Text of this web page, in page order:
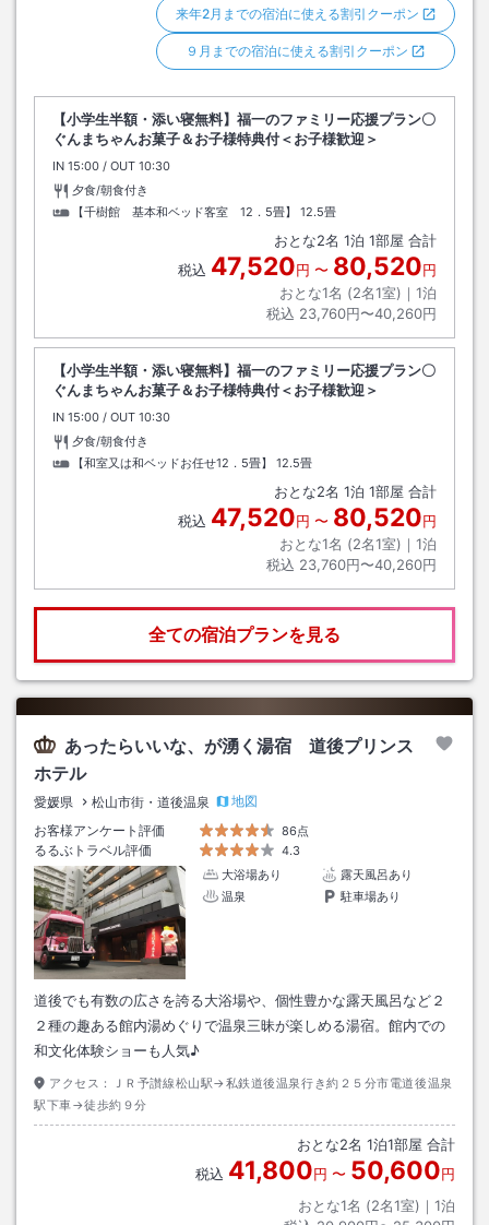
来年2月までの宿泊に使える割引クーポン
９月までの宿泊に使える割引クーポン
【小学生半額・添い寝無料】福一のファミリー応援プラン〇
ぐんまちゃんお菓子＆お子様特典付＜お子様歓迎＞
IN チェックイン
15:00 / OUT チェックアウト
10:30
夕食/朝食付き
【千樹館 基本和ベッド客室 12．5畳】
12.5畳
おとな2名 1泊 1部屋 合計
税込 47,520円 〜 80,520円
おとな1名 (2名1室)｜ 1泊
税込 23,760円〜40,260円
【小学生半額・添い寝無料】福一のファミリー応援プラン〇
ぐんまちゃんお菓子＆お子様特典付＜お子様歓迎＞
IN チェックイン
15:00 / OUT チェックアウト
10:30
夕食/朝食付き
【和室又は和ベッドお任せ12．5畳】
12.5畳
おとな2名 1泊 1部屋 合計
税込 47,520円 〜 80,520円
おとな1名 (2名1室)｜ 1泊
税込 23,760円〜40,260円
全ての宿泊プランを見る
あったらいいな、が湧く湯宿 道後プリンス
ホテル
愛媛県 松山市街・道後温泉
地図
お客様アンケート評価
86点
るるぶトラベル評価
4.3
大浴場あり
露天風呂あり
温泉
駐車場あり
道後でも有数の広さを誇る大浴場や、個性豊かな露天風呂など２
２種の趣ある館内湯めぐりで温泉三昧が楽しめる湯宿。館内での
和文化体験ショーも人気♪
アクセス：
ＪＲ予讃線松山駅→私鉄道後温泉行き約２５分市電道後温泉
駅下車→徒歩約９分
おとな2名 1泊1部屋 合計
税込 41,800円 〜 50,600円
おとな1名 (2名1室)｜ 1泊